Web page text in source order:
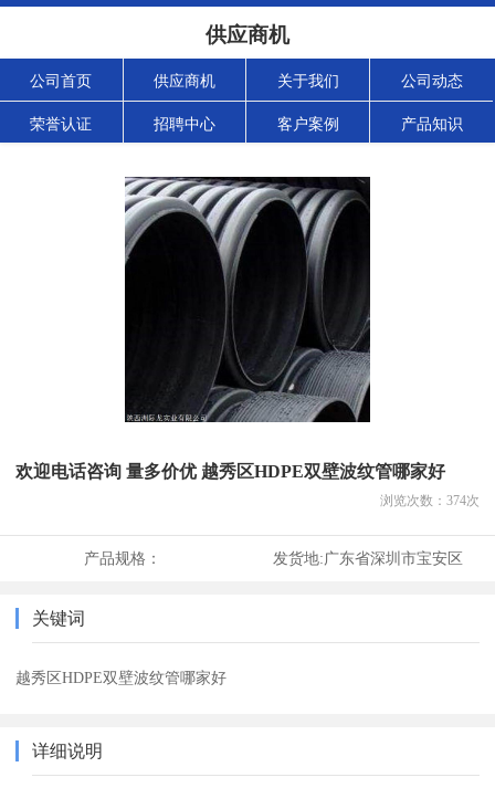
供应商机
公司首页 供应商机 关于我们 公司动态
荣誉认证 招聘中心 客户案例 产品知识
欢迎电话咨询 量多价优 越秀区HDPE双壁波纹管哪家好
浏览次数： 374次
产品规格： 发货地:广东省深圳市宝安区
关键词
越秀区HDPE双壁波纹管哪家好
详细说明